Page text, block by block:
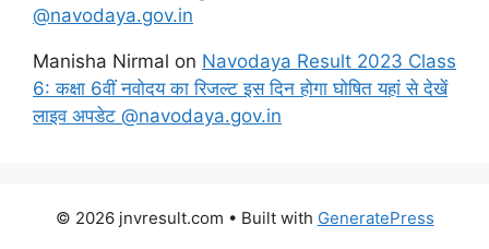
@navodaya.gov.in
Manisha Nirmal on Navodaya Result 2023 Class
6: कक्षा 6वीं नवोदय का रिजल्ट इस दिन होगा घोषित यहां से देखें
लाइव अपडेट @navodaya.gov.in
© 2026 jnvresult.com • Built with GeneratePress